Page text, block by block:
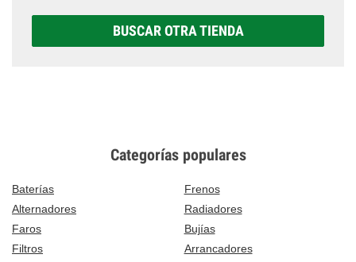
BUSCAR OTRA TIENDA
Categorías populares
Baterías
Frenos
Alternadores
Radiadores
Faros
Bujías
Filtros
Arrancadores